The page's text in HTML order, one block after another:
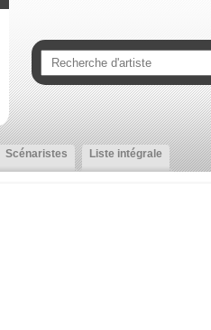
Scénaristes Liste intégrale